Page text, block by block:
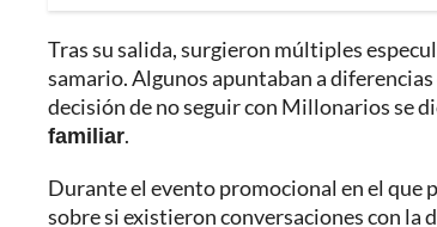
Tras su salida, surgieron múltiples
samario. Algunos apuntaban a
decisión de no seguir con Millonarios se
familiar.
Durante el evento promocional en el que
sobre si existieron conversaciones con la